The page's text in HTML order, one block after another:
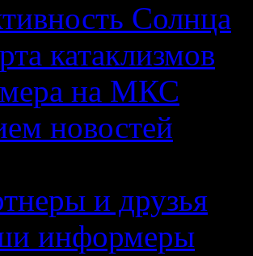
Солнца
катаклизмов
на МКС
новостей
и друзья
информеры